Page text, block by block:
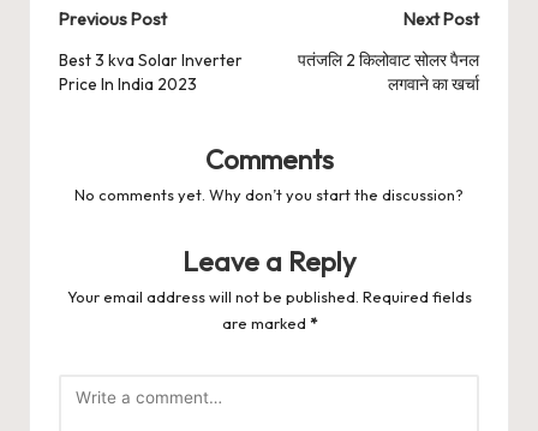
Post
navigation
Previous Post
Best 3 kva Solar Inverter
Price In India 2023
Next Post
पतंजलि 2 किलोवाट सोलर पैनल
लगवाने का खर्चा
Comments
No comments yet. Why don’t you start the discussion?
Leave a Reply
Your email address will not be published. Required fields
are marked *